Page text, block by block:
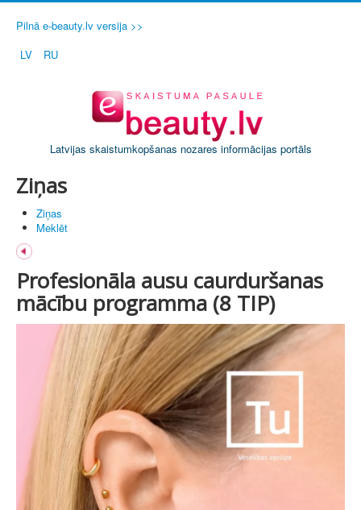
Pilnā e-beauty.lv versija >>
LV
RU
Latvijas skaistumkopšanas nozares informācijas portāls
Ziņas
Ziņas
Meklēt
Profesionāla ausu caurduršanas
mācību programma (8 TIP)